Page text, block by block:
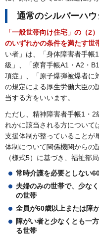
通常のシルバーハ
「一般世帯向け住宅」の（2
のいずれかの条件を満たす世
い者」は、「身体障害者手帳
級」、「療育手帳A1・A2・
項症」、「原子爆弾被爆者に
の規定による厚生労働大臣の
当する方をいいます。
ただし、精神障害者手帳1・
れかに該当される方について
支援体制が整っていることが
体制について関係機関からの
（様式5）に基づき、福祉部
常時介護を必要としない
夫婦のみの世帯で、少な
の世帯
全員が60歳以上または障
障がい者と少なくとも一
る世帯